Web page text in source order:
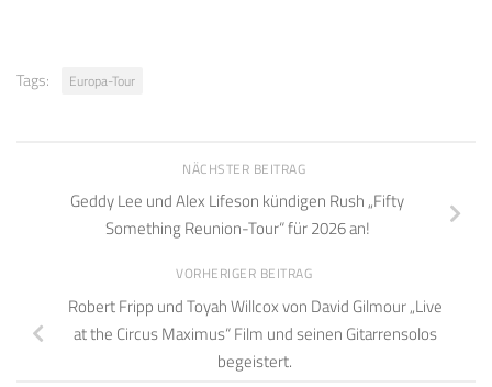
Tags: Europa-Tour
NÄCHSTER BEITRAG
Geddy Lee und Alex Lifeson kündigen Rush „Fifty
Something Reunion-Tour“ für 2026 an!
VORHERIGER BEITRAG
Robert Fripp und Toyah Willcox von David Gilmour „Live
at the Circus Maximus“ Film und seinen Gitarrensolos
begeistert.